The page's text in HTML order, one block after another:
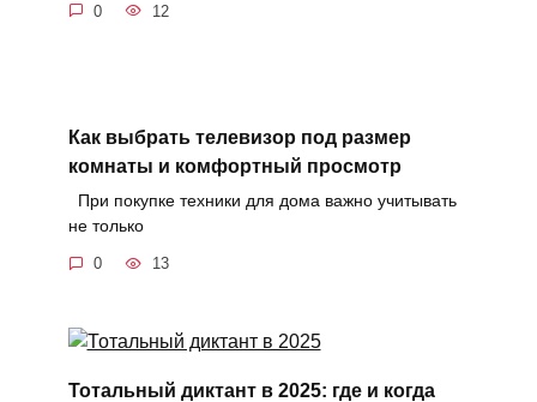
0 12
Как выбрать телевизор под размер
комнаты и комфортный просмотр
При покупке техники для дома важно учитывать
не только
0 13
Тотальный диктант в 2025: где и когда